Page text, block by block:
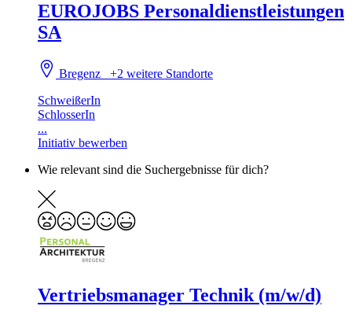
EUROJOBS Personaldienstleistungen
SA
Bregenz+2 weitere Standorte
SchweißerIn
SchlosserIn
...
Initiativ bewerben
Wie relevant sind die Suchergebnisse für dich?
Vertriebsmanager Technik (m/w/d)